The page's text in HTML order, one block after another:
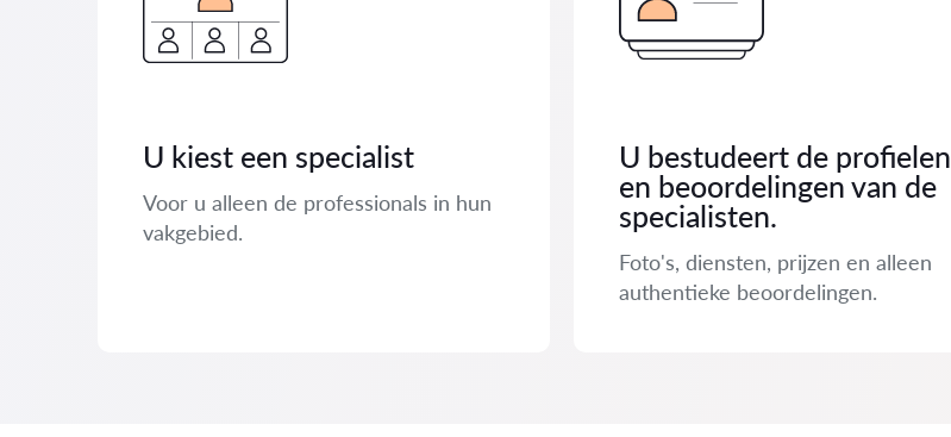
U kiest een specialist
Voor u alleen de professionals in hun
vakgebied.
U bestudeert de profielen
en beoordelingen van de
specialisten.
Foto's, diensten, prijzen en alleen
authentieke beoordelingen.